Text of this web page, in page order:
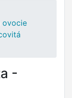
ovocie
-